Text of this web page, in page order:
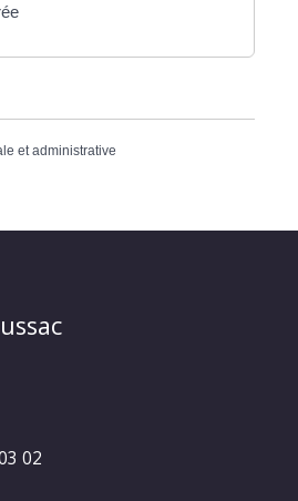
et administrative
02